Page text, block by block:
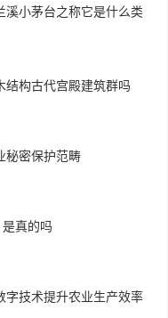
溪小茅台之称它是什么类
结构古代宫殿建筑群吗
秘密保护范畴
真的吗
字技术提升农业生产效率